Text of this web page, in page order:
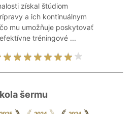
získal štúdiom
a ich kontinuálnym
mu umožňuje poskytovať
tréningové ...
šermu